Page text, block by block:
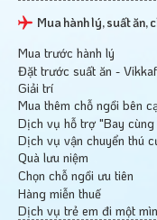
Mua hành lý, suất ăn,
Mua trước hành lý
Đặt trước suất ăn -
Giải trí
Mua thêm chỗ ngồi bên
Dịch vụ hỗ trợ "Bay cùng
Dịch vụ vận chuyển thú
Quà lưu niệm
Chọn chỗ ngồi ưu tiên
Hàng miễn thuế
Dịch vụ trẻ em đi một